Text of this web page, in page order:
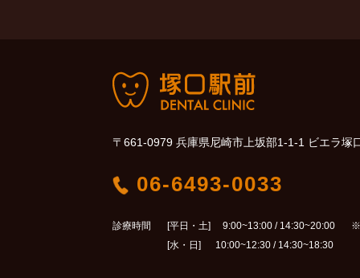
〒661-0979 兵庫県尼崎市上坂部1-1-1 ビエラ塚
06-6493-0033
診療時間
[平日・土] 9:00~13:00 / 14:30~20:00
[水・日] 10:00~12:30 / 14:30~18:30
※